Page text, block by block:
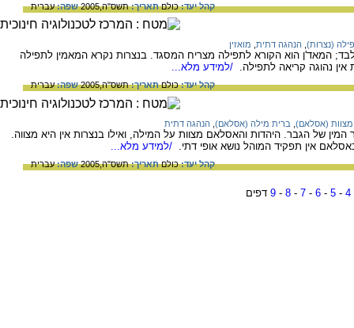
קהל יעד:כולםתאריך:תשס"ה,2005 שפה:עברית
(נצרות) הנהגה דתית מואזין
המאד'ן הוא הקורא לתפילה מצריח המסגד. בנצרות נקרא המאמין לתפילה
אין נהוגה קריאה לתפילה. /למידע מלא...
קהל יעד:כולםתאריך:תשס"ה,2005 שפה:עברית
מצוות (אסלאם) ברית מילה (אסלאם) הנהגה דתית
של הגבר. היהדות והאסלאם מצוות על המילה, ואילו בנצרות אין היא מצווה.
אין תפקיד המוהל נושא אופי דתי.
/למידע מלא...
קהל יעד:כולםתאריך:תשס"ה,2005 שפה:עברית
4
-
5
-
6
-
7
-
8
-
9 דפים